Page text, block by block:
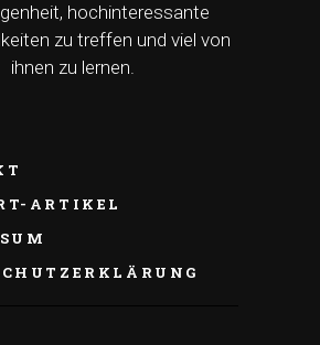
hochinteressante
zu treffen und viel von
ihnen zu lernen.
ARTIKEL